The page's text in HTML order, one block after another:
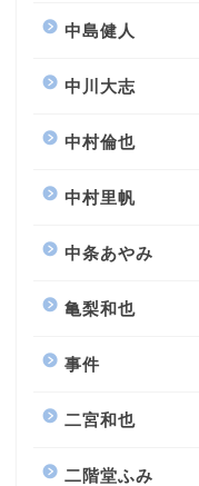
中島健人
中川大志
中村倫也
中村里帆
中条あやみ
亀梨和也
事件
二宮和也
二階堂ふみ